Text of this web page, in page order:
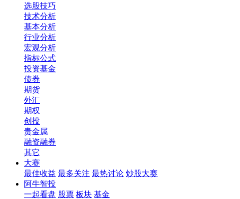
选股技巧
技术分析
基本分析
行业分析
宏观分析
指标公式
投资基金
债券
期货
外汇
期权
创投
贵金属
融资融券
其它
大赛
最佳收益 最多关注 最热讨论 炒股大赛
阿牛智投
一起看盘 股票 板块 基金